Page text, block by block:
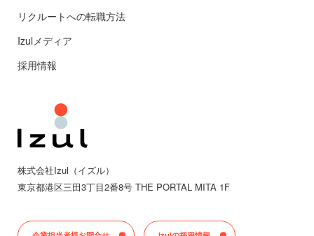
株式会社Izul（イズル）
東京都港区三田3丁目2番8号 THE PORTAL MITA 1F
リクルートへの転職方法
Izulメディア
採用情報